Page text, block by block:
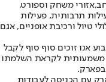
משחק וספורט,
תרבותית, פעילות
טיול ורכיבת אופניים, אגם
אנו זוכים סוף סוף לקבל
משמעותית לקראת השלמתו
בפארק.